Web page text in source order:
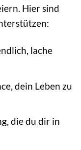
Hier sind
lache
dein Leben zu
die du dir in